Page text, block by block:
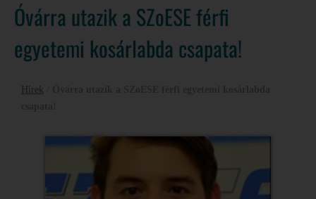
Óvárra utazik a SZoESE férfi
egyetemi kosárlabda csapata!
Hírek